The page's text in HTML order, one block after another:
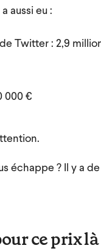
aussi eu :
Twitter : 2,9
000 €
échappe ? Il y a
ce prix là